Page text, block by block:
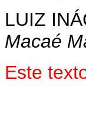
LUIZ
Macaé
Este